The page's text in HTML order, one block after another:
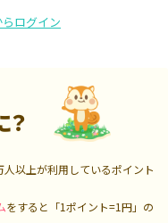
ログイン
？
人以上が利用しているポイント
をすると「1ポイント=1円」の